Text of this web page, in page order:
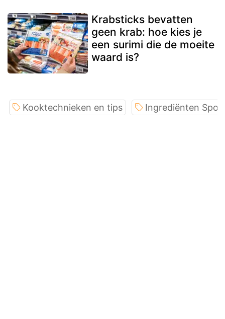
Krabsticks bevatten
geen krab: hoe kies je
een surimi die de moeite
waard is?
Kooktechnieken en tips Ingrediënten